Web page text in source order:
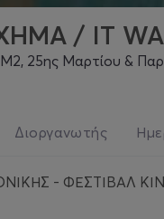
/ IT
Μαρτίου & Παραλία,
Διοργανωτής
- ΦΕΣΤΙΒΑΛ